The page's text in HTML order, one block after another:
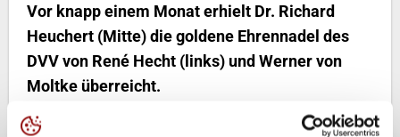
Vor knapp einem Monat erhielt Dr. Richard
Heuchert (Mitte) die goldene Ehrennadel des
DVV von René Hecht (links) und Werner von
Moltke überreicht.
Der Deutsche Volleyball-Verband und vor allem die